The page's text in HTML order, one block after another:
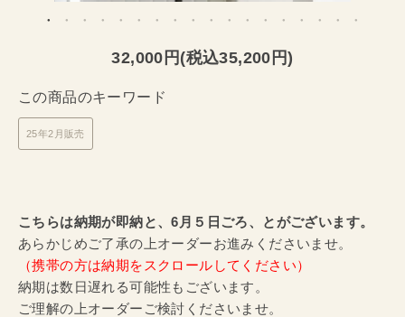
32,000円(税込35,200円)
この商品のキーワード
25年2月販売
こちらは納期が即納と、6月５日ごろ、とがございます。
あらかじめご了承の上オーダーお進みくださいませ。
（携帯の方は納期をスクロールしてください）
納期は数日遅れる可能性もございます。
ご理解の上オーダーご検討くださいませ。